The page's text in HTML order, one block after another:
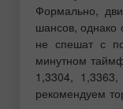
Формально,
шансов, однако
не спешат с
минутном
1,3304,
рекомендуем